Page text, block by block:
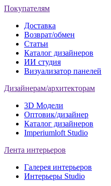
Покупателям
Доставка
Возврат/обмен
Статьи
Каталог дизайнеров
ИИ студия
Визуализатор панелей
Дизайнерам/архитекторам
3D Модели
Оптовик/дизайнер
Каталог дизайнеров
Imperiumloft Studio
Лента интерьеров
Галерея интерьеров
Интерьеры Studio